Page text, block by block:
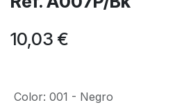
10,03 €
Color: 001 - Negro